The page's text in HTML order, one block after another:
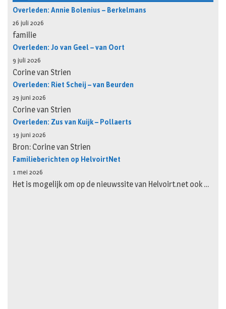
Overleden: Annie Bolenius – Berkelmans
26 juli 2026
familie
Overleden: Jo van Geel – van Oort
9 juli 2026
Corine van Strien
Overleden: Riet Scheij – van Beurden
29 juni 2026
Corine van Strien
Overleden: Zus van Kuijk – Pollaerts
19 juni 2026
Bron: Corine van Strien
Familieberichten op HelvoirtNet
1 mei 2026
Het is mogelijk om op de nieuwssite van Helvoirt.net ook …